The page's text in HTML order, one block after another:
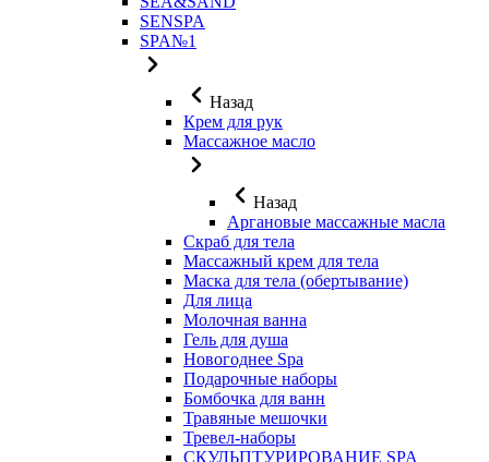
SENSPA
SPA№1
Назад
Крем для рук
Массажное масло
Назад
Аргановые массажные масла
Скраб для тела
Массажный крем для тела
Маска для тела (обертывание)
Для лица
Молочная ванна
Гель для душа
Новогоднее Spa
Подарочные наборы
Бомбочка для ванн
Травяные мешочки
Тревел-наборы
СКУЛЬПТУРИРОВАНИЕ SPA